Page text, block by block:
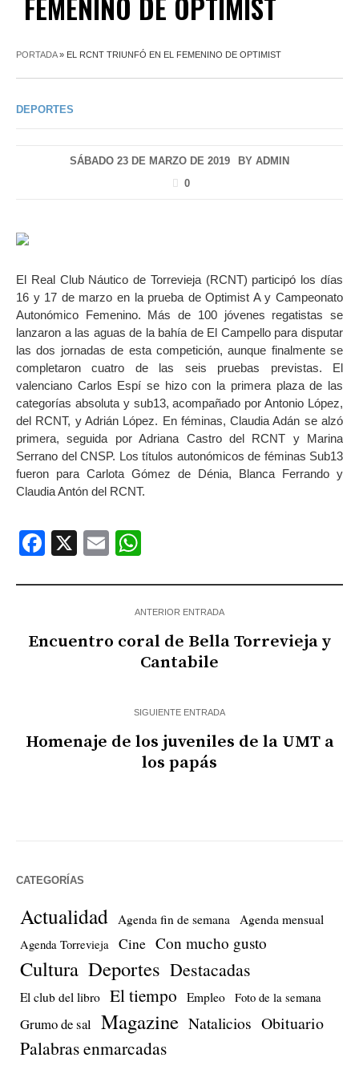
PORTADA» EL RCNT TRIUNFÓ EN EL FEMENINO DE OPTIMIST
DEPORTES
SÁBADO 23 DE MARZO DE 2019 BY ADMIN
0
El Real Club Náutico de Torrevieja (RCNT) participó los días
16 y 17 de marzo en la prueba de Optimist A y Campeonato
Autonómico Femenino. Más de 100 jóvenes regatistas se
lanzaron a las aguas de la bahía de El Campello para disputar
las dos jornadas de esta competición, aunque finalmente se
completaron cuatro de las seis pruebas previstas. El
valenciano Carlos Espí se hizo con la primera plaza de las
categorías absoluta y sub13, acompañado por Antonio López,
del RCNT, y Adrián López. En féminas, Claudia Adán se alzó
primera, seguida por Adriana Castro del RCNT y Marina
Serrano del CNSP. Los títulos autonómicos de féminas Sub13
fueron para Carlota Gómez de Dénia, Blanca Ferrando y
Claudia Antón del RCNT.
Facebook
X Email
ANTERIOR ENTRADA
Encuentro coral de Bella Torrevieja y
Cantabile
SIGUIENTE ENTRADA
Homenaje de los juveniles de la UMT a
los papás
CATEGORÍAS
Actualidad Agenda fin de semana Agenda mensual
Agenda Torrevieja Cine Con mucho gusto
Cultura Deportes Destacadas
El club del libro El tiempo Empleo Foto de la semana
Grumo de sal Magazine Natalicios Obituario
Palabras enmarcadas